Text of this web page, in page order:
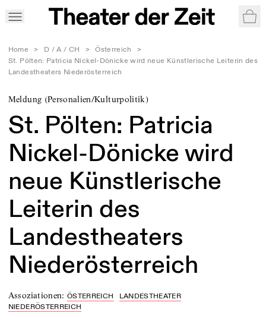
Home > D / A / CH > Österreich
>
St. Pölten: Patricia Nickel-Dönicke wird neue Künstlerische Leiterin des
Landestheaters Niederösterreich
Meldung (Personalien/Kulturpolitik)
St. Pölten: Patricia
Nickel-Dönicke wird
neue Künstlerische
Leiterin des
Landestheaters
Niederösterreich
Assoziationen:ÖSTERREICH
LANDESTHEATER
NIEDERÖSTERREICH